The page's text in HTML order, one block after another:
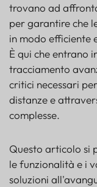
trovano ad
per garantire che
in modo efficiente
È qui che entrano
tracciamento
critici necessari
distanze e
complesse.
Questo articolo si
le funzionalità e i
soluzioni